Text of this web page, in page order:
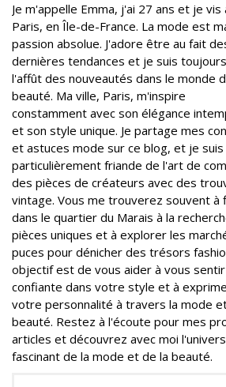
k
n
Je m'appelle Emma, j'ai 27 ans et je vis
Paris, en Île-de-France. La mode est
passion absolue. J'adore être au fait
dernières tendances et je suis
l'affût des nouveautés dans le monde
beauté. Ma ville, Paris, m'inspire
constamment avec son élégance
et son style unique. Je partage mes
et astuces mode sur ce blog, et je suis
particulièrement friande de l'art de
des pièces de créateurs avec des
vintage. Vous me trouverez souvent à
dans le quartier du Marais à la
pièces uniques et à explorer les
puces pour dénicher des trésors
objectif est de vous aider à vous sentir
confiante dans votre style et à
votre personnalité à travers la mode
beauté. Restez à l'écoute pour mes
articles et découvrez avec moi l'univers
fascinant de la mode et de la beauté.